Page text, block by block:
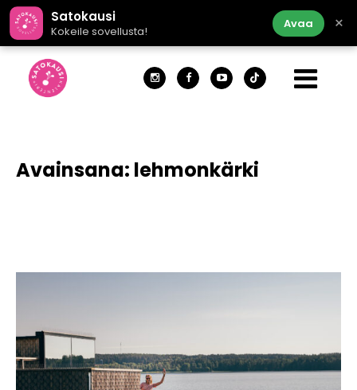
Satokausi
Kokeile sovellusta!
Avaa ×
Avainsana: lehmonkärki